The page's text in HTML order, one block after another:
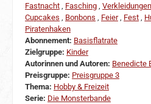
Fastnacht
Fasching Verkleidungen
Cupcakes
Bonbons Feier, Fest
Piratenhaken
Abonnement: Basisflatrate
Zielgruppe: Kinder
Autorinnen und Autoren: Benedicte
Preisgruppe: Preisgruppe 3
Thema: Hobby & Freizeit
Serie: Die Monsterbande